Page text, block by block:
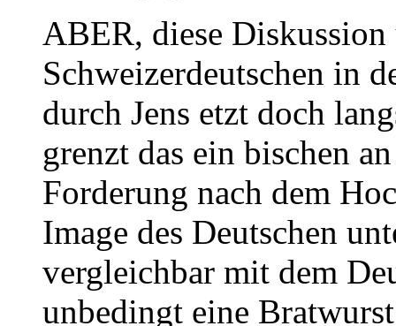
ABER, diese
Schweizerdeutschen in
durch Jens etzt doch
grenzt das ein bischen
Forderung nach dem
Image des Deutschen
vergleichbar mit dem
unbedingt eine